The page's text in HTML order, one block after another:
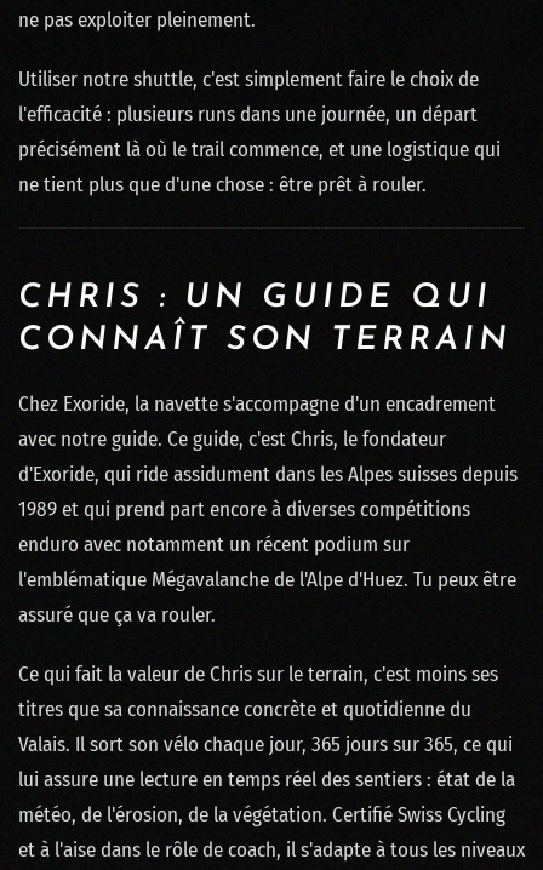
ne pas exploiter pleinement.
Utiliser notre shuttle, c'est simplement faire le choix de
l'efficacité : plusieurs runs dans une journée, un départ
précisément là où le trail commence, et une logistique qui
ne tient plus que d'une chose : être prêt à rouler.
CHRIS : UN GUIDE QUI
CONNAÎT SON TERRAIN
Chez Exoride, la navette s'accompagne d'un encadrement
avec notre guide. Ce guide, c'est Chris, le fondateur
d'Exoride, qui ride assidument dans les Alpes suisses depuis
1989 et qui prend part encore à diverses compétitions
enduro avec notamment un récent podium sur
l'emblématique Mégavalanche de l'Alpe d'Huez. Tu peux être
assuré que ça va rouler.
Ce qui fait la valeur de Chris sur le terrain, c'est moins ses
titres que sa connaissance concrète et quotidienne du
Valais. Il sort son vélo chaque jour, 365 jours sur 365, ce qui
lui assure une lecture en temps réel des sentiers : état de la
météo, de l'érosion, de la végétation. Certifié Swiss Cycling
et à l'aise dans le rôle de coach, il s'adapte à tous les niveaux